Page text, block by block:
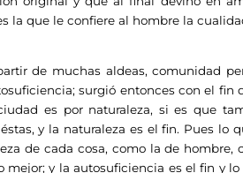
la que le confiere al hombre la
de muchas aldeas, comunidad
surgió entonces con el fin
es por naturaleza, si es que
y la naturaleza es el fin. Pues lo
de cada cosa, como la de hombre,
mejor; y la autosuficiencia es el fin y